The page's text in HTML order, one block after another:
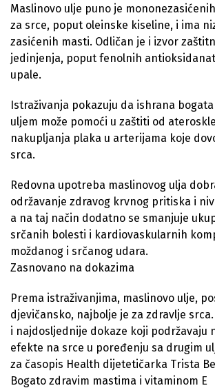
Maslinovo ulje puno je
za srce, poput oleinske kiseline, i ima
zasićenih masti. Odličan je i izvor
jedinjenja, poput fenolnih
upale.
Istraživanja pokazuju da ishrana
uljem može pomoći u zaštiti od
nakupljanja plaka u arterijama koje
srca.
Redovna upotreba maslinovog ulja
održavanje zdravog krvnog pritiska i
a na taj način dodatno se smanjuje
srčanih bolesti i kardiovaskularnih
moždanog i srčanog udara.
Zasnovano na dokazima
Prema istraživanjima, maslinovo ulje,
djevičansko, najbolje je za zdravlje
i najdosljednije dokaze koji podržavaju
efekte na srce u poređenju sa drugim
za časopis Health dijetetičarka Trista
Bogato zdravim mastima i vitaminom E